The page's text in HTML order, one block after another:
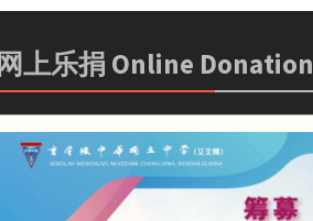
网上乐捐 Online Donation